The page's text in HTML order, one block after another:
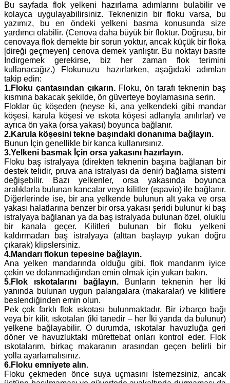
Bu sayfada flok yelkeni hazırlama adımlarını bulabilir ve
kolayca uygulayabilirsiniz. Teknenizin bir floku varsa, bu
yazımız, bu en öndeki yelkeni basma konusunda size
yardımcı olabilir. (Cenova daha büyük bir floktur. Doğrusu, bir
cenovaya flok demekte bir sorun yoktur, ancak küçük bir floka
[direği geçmeyen] cenova demek yanlıştır. Bu noktayı basite
İndirgemek gerekirse, biz her zaman flok terimini
kullanacağız.) Flokunuzu hazırlarken, aşağıdaki adımları
takip edin:
1.Floku çantasından çıkarın. Floku, ön tarafı teknenin baş
kısmına bakacak şekilde, ön güverteye boylamasına serin.
Floklar üç köşeden (neyse ki, ana yelkendeki gibi mandar
köşesi, karula köşesi ve ıskota köşesi adlarıyla anılırlar) ve
ayrıca ön yaka (orsa yakası) boyunca bağlanır.
2.Karula köşesini tekne başındaki donanıma bağlayın.
Bunun İçin genellikle bir kanca kullanırsınız.
3.Yelkeni basmak İçin orsa yakasını hazırlayın.
Floku baş istralyaya (direkten teknenin başına bağlanan bir
destek telidir, pruva ana istralyası da denir) bağlama sistemi
değişebilir. Bazı yelkenler, orsa yakasında boyunca
aralıklarla bulunan kancalar veya kilitler (ıspavio) ile bağlanır.
Diğerlerinde ise, bir ana yelkende bulunun alt yaka ve orsa
yakası halatlarına benzer bir orsa yakası şeridi bulunur ki baş
istralyaya bağlanan ya da baş istralyada bulunan özel, oluklu
bir kanala geçer. Kilitleri bulunan bir floku yelkeni
kaldırmadan baş istralyaya (alttan başlayıp yukarı doğru
çıkarak) klipslersiniz.
4.Mandarı flokun tepesine bağlayın.
Ana yelken mandarında olduğu gibi, flok mandarım iyice
çekin ve dolanmadığından emin olmak için yukarı bakın.
5.Flok ıskotalarını bağlayın.Bunların teknenin her İki
yanında bulunan uygun palangalara (makaralar) ve kilitlere
beslendiğinden emin olun.
Pek çok farklı flok ıskotası bulunmaktadır. Bir izbarço bağı
veya bir kilit, ıskotaları (iki tanedir – her İki yanda da bulunur)
yelkene bağlayabilir. O durumda, ıskotalar havuzluğa geri
döner ve havuzluktaki mürettebat onları kontrol eder. Flok
ıskotalarım, birkaç makaranın arasından geçen belirli bir
yolla ayarlamalısınız.
6.Floku emniyete alın.
Floku çekmeden önce suya uçmasını İstemezsiniz, ancak